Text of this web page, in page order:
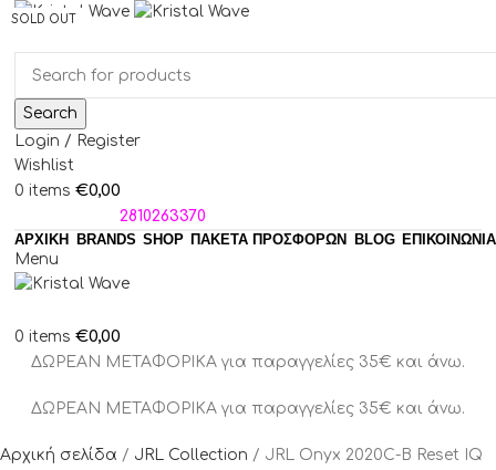
Search
Login / Register
Wishlist
0 items €0,00
2810263370
ΑΡΧΙΚΗ
BRANDS SHOP ΠΑΚΈΤΑ ΠΡΟΣΦΟΡΏΝ BLOG ΕΠΙΚΟΙΝΩΝΙΑ
Menu
0 items €0,00
ΔΩΡΕΑΝ ΜΕΤΑΦΟΡΙΚΑ για παραγγελίες 35€ και άνω.
ΔΩΡΕΑΝ ΜΕΤΑΦΟΡΙΚΑ για παραγγελίες 35€ και άνω.
Αρχική σελίδα JRL Collection
JRL Onyx 2020C-B Reset IQ
SOLD OUT
SOLD OUT
SOLD OUT
SOLD OUT
SOLD OUT
SOLD OUT
SOLD OUT